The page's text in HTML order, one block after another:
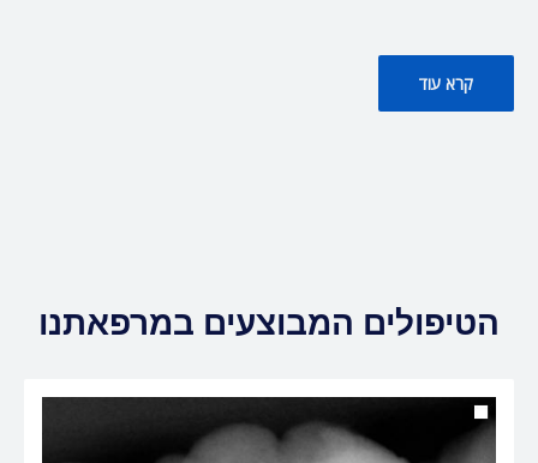
קרא עוד
הטיפולים המבוצעים במרפאתנו